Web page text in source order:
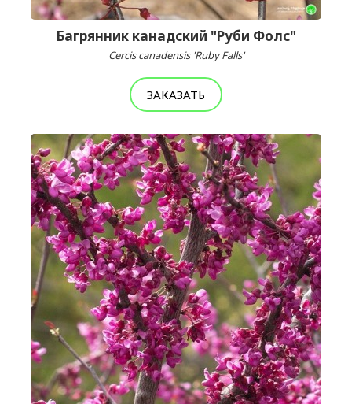
Багрянник канадский "Руби Фолс"
Cercis canadensis 'Ruby Falls'
ЗАКАЗАТЬ